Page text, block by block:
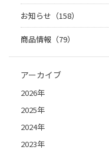
お知らせ（158）
商品情報（79）
アーカイブ
2026年
2025年
2024年
2023年